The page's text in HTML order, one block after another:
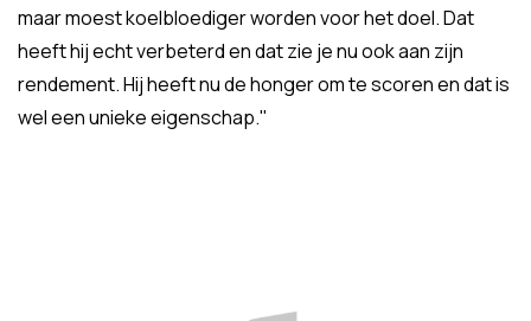
maar moest koelbloediger worden voor het doel. Dat
heeft hij echt verbeterd en dat zie je nu ook aan zijn
rendement. Hij heeft nu de honger om te scoren en dat is
wel een unieke eigenschap."